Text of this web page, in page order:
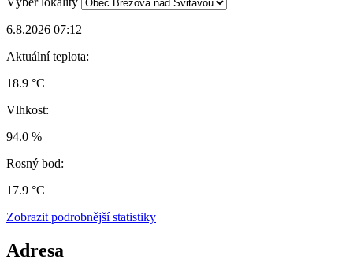
6.8.2026 07:12
Aktuální teplota:
18.9 °C
Vlhkost:
94.0 %
Rosný bod:
17.9 °C
Zobrazit podrobnější statistiky
Adresa